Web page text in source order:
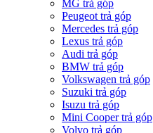
MG trả góp
Peugeot trả góp
Mercedes trả góp
Lexus trả góp
Audi trả góp
BMW trả góp
Volkswagen trả góp
Suzuki trả góp
Isuzu trả góp
Mini Cooper trả góp
Volvo trả góp